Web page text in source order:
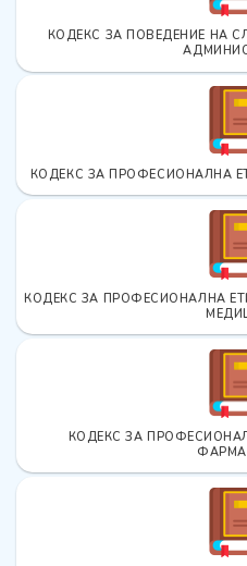
КОДЕКС ЗА ПОВЕДЕНИЕ НА
КОДЕКС ЗА ПРОФЕСИОНАЛНА
КОДЕКС ЗА ПРОФЕСИОНАЛНА
КОДЕКС ЗА